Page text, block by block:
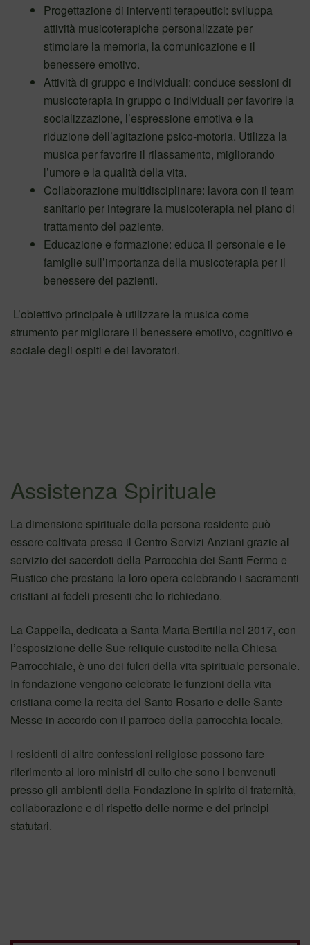
Progettazione di interventi terapeutici: sviluppa
attività musicoterapiche personalizzate per
stimolare la memoria, la comunicazione e il
benessere emotivo.
Attività di gruppo e individuali: conduce sessioni di
musicoterapia in gruppo o individuali per favorire la
socializzazione, l’espressione emotiva e la
riduzione dell’agitazione psico-motoria. Utilizza la
musica per favorire il rilassamento, migliorando
l’umore e la qualità della vita.
Collaborazione multidisciplinare: lavora con il team
sanitario per integrare la musicoterapia nel piano di
trattamento del paziente.
Educazione e formazione: educa il personale e le
famiglie sull’importanza della musicoterapia per il
benessere dei pazienti.
L’obiettivo principale è utilizzare la musica come
strumento per migliorare il benessere emotivo, cognitivo e
sociale degli ospiti e dei lavoratori.
Assistenza Spirituale
La dimensione spirituale della persona residente può
essere coltivata presso il Centro Servizi Anziani grazie al
servizio dei sacerdoti della Parrocchia dei Santi Fermo e
Rustico che prestano la loro opera celebrando i sacramenti
cristiani ai fedeli presenti che lo richiedano.
La Cappella, dedicata a Santa Maria Bertilla nel 2017, con
l’esposizione delle Sue reliquie custodite nella Chiesa
Parrocchiale, è uno dei fulcri della vita spirituale personale.
In fondazione vengono celebrate le funzioni della vita
cristiana come la recita del Santo Rosario e delle Sante
Messe in accordo con il parroco della parrocchia locale.
I residenti di altre confessioni religiose possono fare
riferimento ai loro ministri di culto che sono i benvenuti
presso gli ambienti della Fondazione in spirito di fraternità,
collaborazione e di rispetto delle norme e dei principi
statutari.